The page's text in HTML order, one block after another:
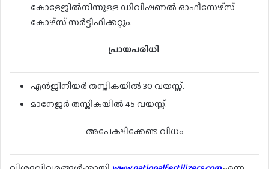
കോളേജിൽനിന്നുള്ള ഡിവിഷണൽ ഓഫീസേഴ്സ്
കോഴ്സ് സർട്ടിഫിക്കറ്റും.
പ്രായപരിധി
എൻജിനീയർ തസ്തികയിൽ 30 വയസ്സ്.
മാനേജർ തസ്തികയിൽ 45 വയസ്സ്.
അപേക്ഷിക്കേണ്ട വിധം